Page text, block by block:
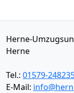
Herne-
Herne
Tel.: 01579-
E-Mail: